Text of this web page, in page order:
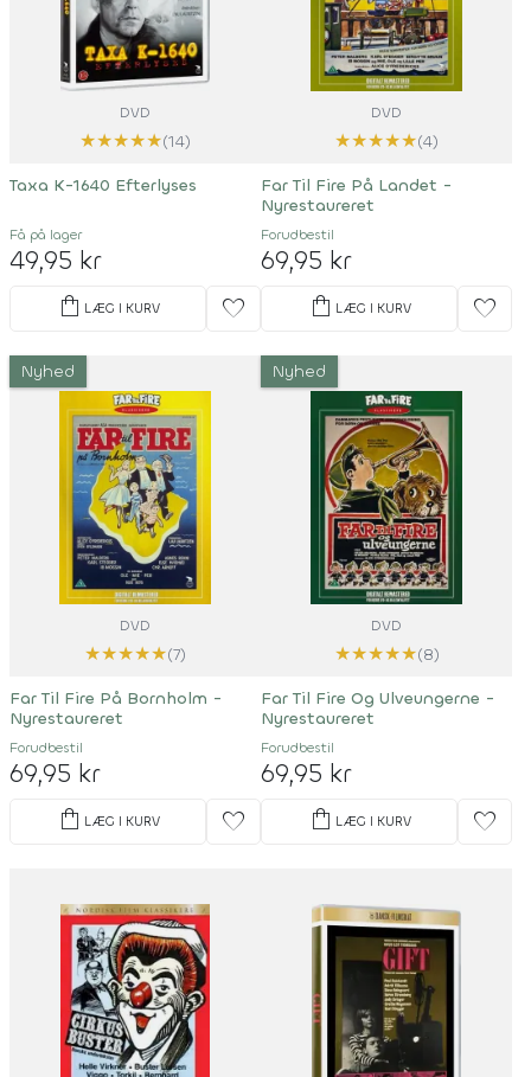
DVD
★★★★★(14)
Taxa K-1640 Efterlyses
Få på lager
49,95 kr
shopping_bag LÆG I KURV favorite
DVD
★★★★★(4)
Far Til Fire På Landet -
Nyrestaureret
Forudbestil
69,95 kr
shopping_bag LÆG I KURV favorite
Nyhed
DVD
★★★★★(7)
Far Til Fire På Bornholm -
Nyrestaureret
Forudbestil
69,95 kr
shopping_bag LÆG I KURV favorite
Nyhed
DVD
★★★★★(8)
Far Til Fire Og Ulveungerne -
Nyrestaureret
Forudbestil
69,95 kr
shopping_bag LÆG I KURV favorite